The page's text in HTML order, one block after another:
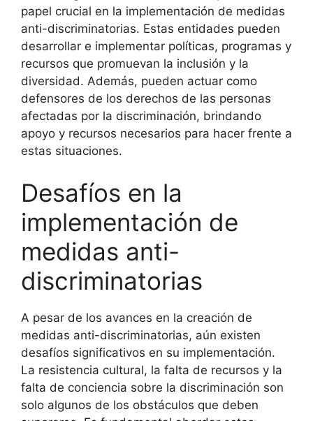
papel crucial en la implementación de medidas
anti-discriminatorias. Estas entidades pueden
desarrollar e implementar políticas, programas y
recursos que promuevan la inclusión y la
diversidad. Además, pueden actuar como
defensores de los derechos de las personas
afectadas por la discriminación, brindando
apoyo y recursos necesarios para hacer frente a
estas situaciones.
Desafíos en la
implementación de
medidas anti-
discriminatorias
A pesar de los avances en la creación de
medidas anti-discriminatorias, aún existen
desafíos significativos en su implementación.
La resistencia cultural, la falta de recursos y la
falta de conciencia sobre la discriminación son
solo algunos de los obstáculos que deben